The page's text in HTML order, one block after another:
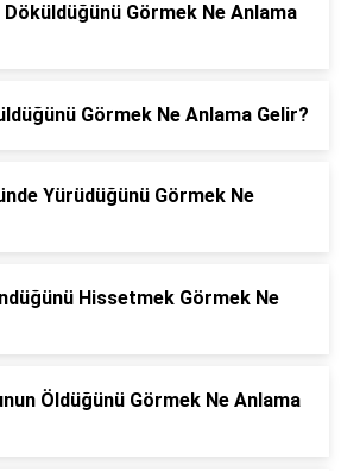
Döküldüğünü Görmek Ne Anlama
Görmek Ne Anlama Gelir?
Yürüdüğünü Görmek Ne
Hissetmek Görmek Ne
Öldüğünü Görmek Ne Anlama